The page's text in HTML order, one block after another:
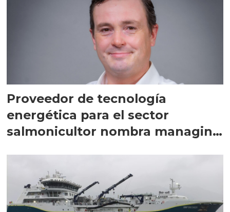
Proveedor de tecnología
energética para el sector
salmonicultor nombra managing